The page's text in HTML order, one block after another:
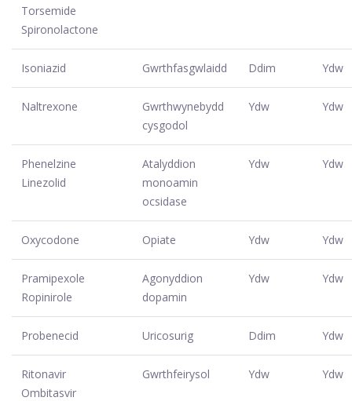
Torsemide
Spironolactone
Isoniazid Gwrthfasgwlaidd Ddim Ydw
Naltrexone
Gwrthwynebydd
cysgodol
Ydw Ydw
Phenelzine
Linezolid
Atalyddion
monoamin
ocsidase
Ydw Ydw
Oxycodone Opiate Ydw Ydw
Pramipexole
Ropinirole
Agonyddion
dopamin
Ydw Ydw
Probenecid Uricosurig Ddim Ydw
Ritonavir
Ombitasvir
Gwrthfeirysol Ydw Ydw